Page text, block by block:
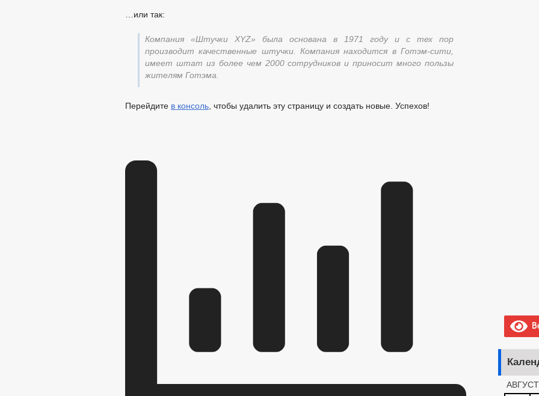
…или так:
Компания «Штучки XYZ» была основана в 1971 году и с тех пор
производит качественные штучки. Компания находится в Готэм-сити,
имеет штат из более чем 2000 сотрудников и приносит много пользы
жителям Готэма.
Перейдите в консоль , чтобы удалить эту страницу и создать новые. Успехов!